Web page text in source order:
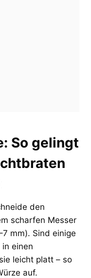
So gelingt
den
scharfen Messer
mm). Sind einige
einen
leicht platt – so
auf.